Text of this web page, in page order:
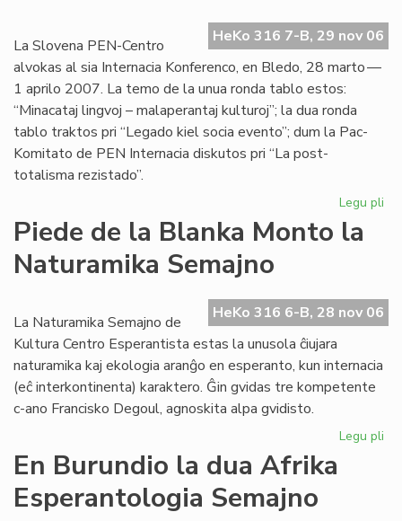
HeKo 316 7-B, 29 nov 06
La Slovena PEN-Centro
alvokas al sia Internacia Konferenco, en Bledo, 28 marto —
1 aprilo 2007. La temo de la unua ronda tablo estos:
“Minacataj lingvoj – malaperantaj kulturoj”; la dua ronda
tablo traktos pri “Legado kiel socia evento”; dum la Pac-
Komitato de PEN Internacia diskutos pri “La post-
totalisma rezistado”.
Legu pli
la
Piede de la Blanka Monto la
Naturamika Semajno
HeKo 316 6-B, 28 nov 06
La Naturamika Semajno de
Kultura Centro Esperantista estas la unusola ĉiujara
naturamika kaj ekologia aranĝo en esperanto, kun internacia
(eĉ interkontinenta) karaktero. Ĝin gvidas tre kompetente
c-ano Francisko Degoul, agnoskita alpa gvidisto.
Legu pli
En Burundio la dua Afrika
Esperantologia Semajno